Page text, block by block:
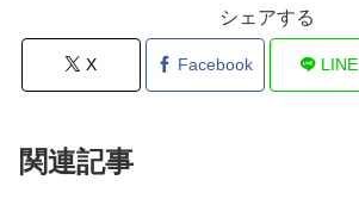
シェアする
X Facebook LINE
関連記事